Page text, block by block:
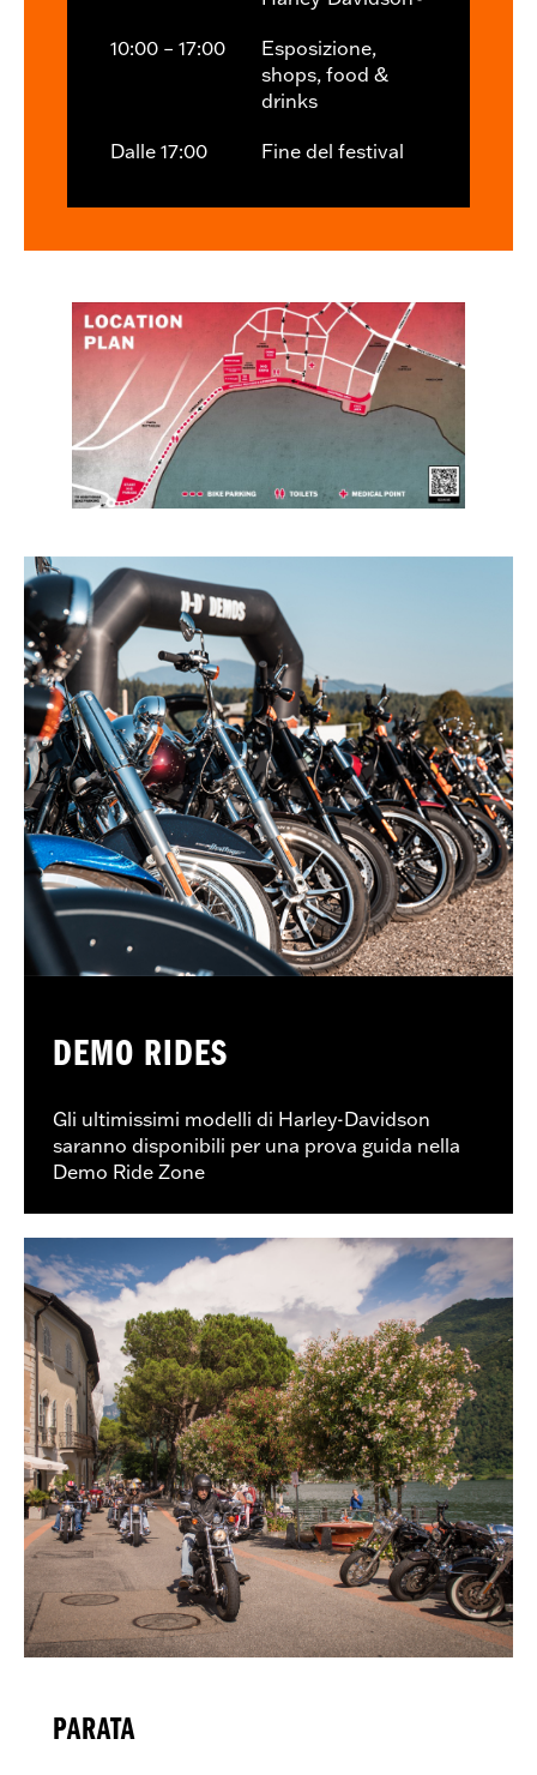
10:00 – 17:00
Esposizione,
shops, food &
drinks
Dalle 17:00
Fine del festival
DEMO RIDES
Gli ultimissimi modelli di Harley-Davidson
saranno disponibili per una prova guida nella
Demo Ride Zone
PARATA